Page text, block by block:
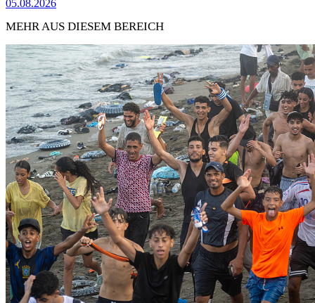
05.08.2026
MEHR AUS DIESEM BEREICH